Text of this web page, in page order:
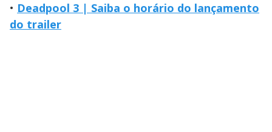
• Deadpool 3 | Saiba o horário do lançamento
do trailer